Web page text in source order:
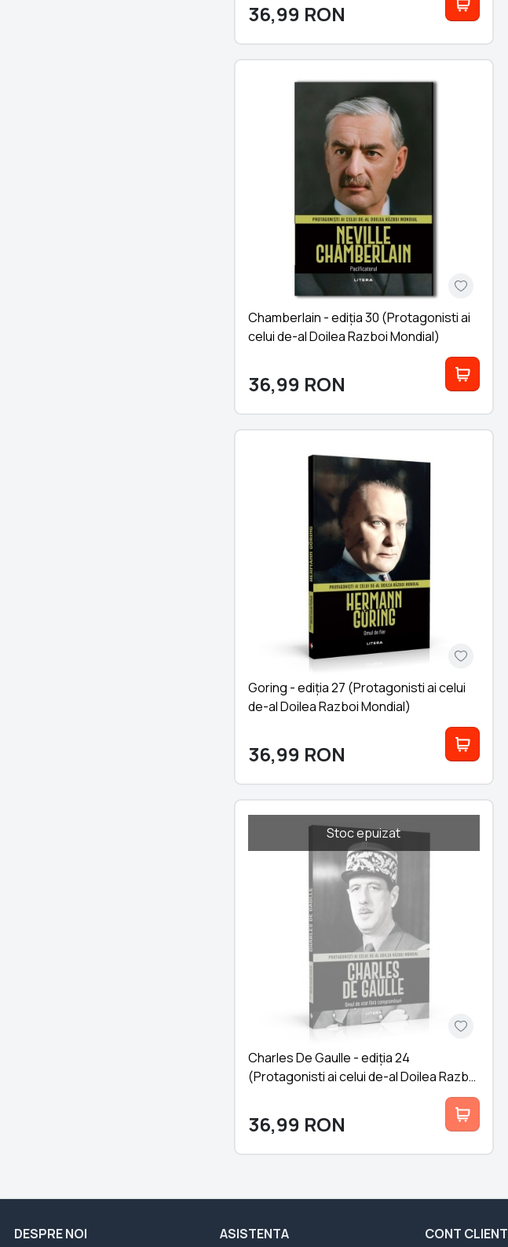
36,99 RON
Chamberlain - ediția 30 (Protagonisti ai
celui de-al Doilea Razboi Mondial)
36,99 RON
Goring - ediția 27 (Protagonisti ai celui
de-al Doilea Razboi Mondial)
36,99 RON
Stoc epuizat
Charles De Gaulle - ediția 24
(Protagonisti ai celui de-al Doilea Razboi
36,99 RON
DESPRE NOI ASISTENTA CONT CLIENT